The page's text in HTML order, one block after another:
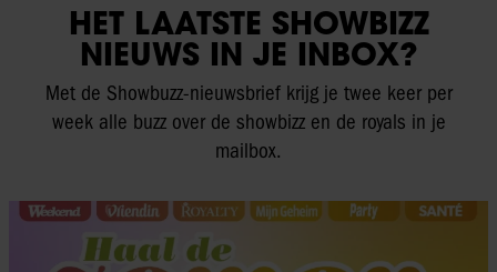
HET LAATSTE SHOWBIZZ
NIEUWS IN JE INBOX?
Met de Showbuzz-nieuwsbrief krijg je twee keer per
week alle buzz over de showbizz en de royals in je
mailbox.